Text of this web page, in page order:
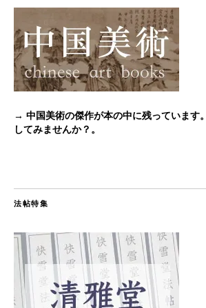
→ 中国美術の傑作が本の中に残っています
してみませんか？。
法帖特集